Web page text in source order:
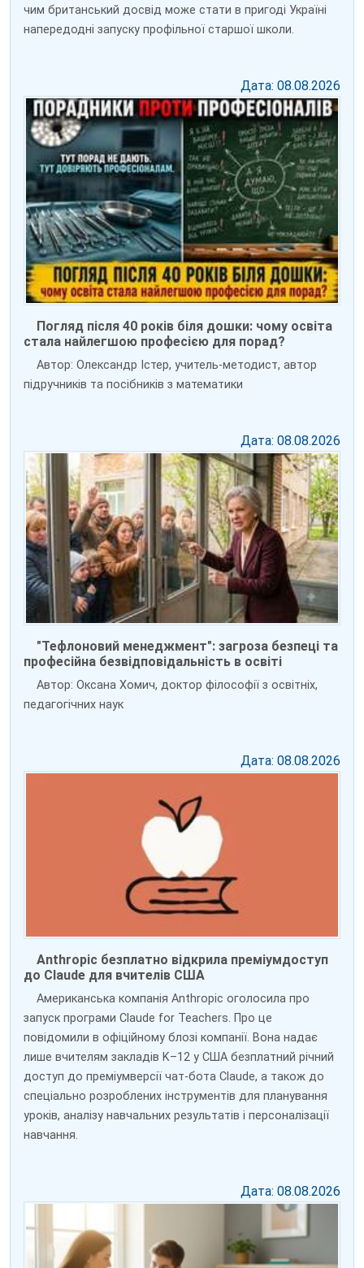
чим британський досвід може стати в пригоді Україні
напередодні запуску профільної старшої школи.
Дата: 08.08.2026
Погляд після 40 років біля дошки: чому освіта
стала найлегшою професією для порад?
Автор: Олександр Істер, учитель-методист, автор
підручників та посібників з математики
Дата: 08.08.2026
"Тефлоновий менеджмент": загроза безпеці та
професійна безвідповідальність в освіті
Автор: Оксана Хомич, доктор філософії з освітніх,
педагогічних наук
Дата: 08.08.2026
Anthropic безплатно відкрила преміумдоступ
до Claude для вчителів США
Американська компанія Anthropic оголосила про
запуск програми Claude for Teachers. Про це
повідомили в офіційному блозі компанії. Вона надає
лише вчителям закладів K–12 у США безплатний річний
доступ до преміумверсії чат-бота Claude, а також до
спеціально розроблених інструментів для планування
уроків, аналізу навчальних результатів і персоналізації
навчання.
Дата: 08.08.2026